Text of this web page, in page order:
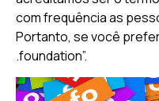
com frequência as
Portanto, se você
.foundation”.